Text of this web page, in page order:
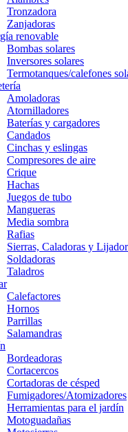
Tronzadora
Zanjadoras
renovable
Bombas solares
Inversores solares
Termotanques/calefones
Amoladoras
Atornilladores
Baterías y cargadores
Candados
Cinchas y eslingas
Compresores de aire
Crique
Hachas
Juegos de tubo
Mangueras
Media sombra
Rafias
Sierras, Caladoras y
Soldadoras
Taladros
Calefactores
Hornos
Parrillas
Salamandras
Bordeadoras
Cortacercos
Cortadoras de césped
Fumigadores/Atomizadores
Herramientas para el jardín
Motoguadañas